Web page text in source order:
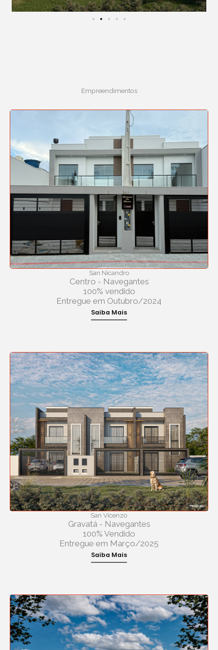
Empreendimentos
San Nicandro
Centro - Navegantes
100% vendido
Entregue em Outubro/2024
Saiba Mais
San Vicenzo
Gravatá - Navegantes
100% Vendido
Entregue em Março/2025
Saiba Mais